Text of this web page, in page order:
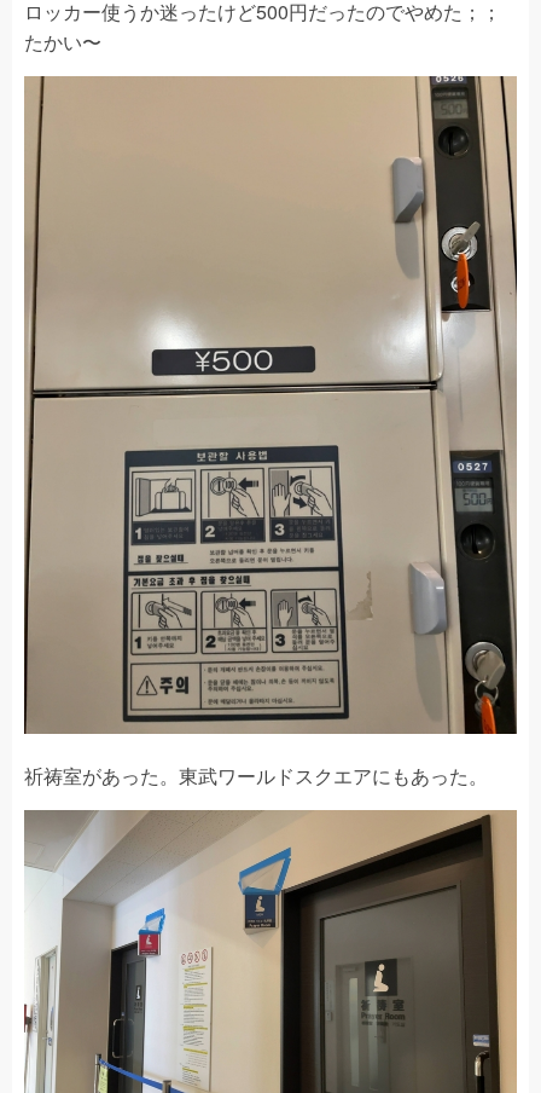
ロッカー使うか迷ったけど500円だったのでやめた；；
たかい〜
祈祷室があった。東武ワールドスクエアにもあった。